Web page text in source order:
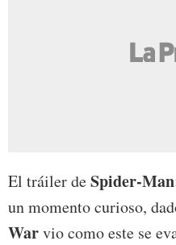
El tráiler deSpider-
un momento curioso,
Warvio como este se